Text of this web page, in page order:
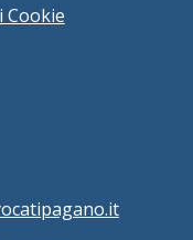
Cookie